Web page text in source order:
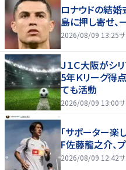
ロナウドの結
島に押し寄せ、
2026/08/09 13:25
Ｊ１Ｃ大阪が
5年Ｋリーグ
ても活動
2026/08/09 13:00
「サポーター楽
F佐藤龍之介、
2026/08/09 12:42